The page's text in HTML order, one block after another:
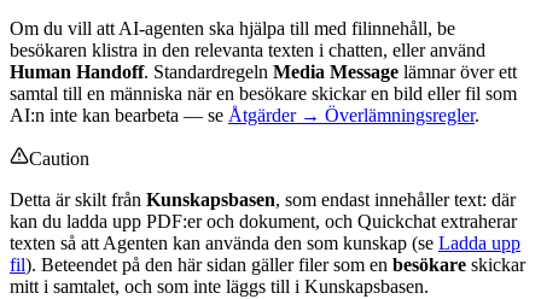
Om du vill att AI-agenten ska hjälpa till med filinnehåll, be
besökaren klistra in den relevanta texten i chatten, eller använd
Human Handoff. Standardregeln Media Message lämnar över ett
samtal till en människa när en besökare skickar en bild eller fil som
AI:n inte kan bearbeta — se Åtgärder → Överlämningsregler.
Caution
Detta är skilt från Kunskapsbasen, som endast innehåller text: där
kan du ladda upp PDF:er och dokument, och Quickchat extraherar
texten så att Agenten kan använda den som kunskap (se Ladda upp
fil). Beteendet på den här sidan gäller filer som en besökare skickar
mitt i samtalet, och som inte läggs till i Kunskapsbasen.